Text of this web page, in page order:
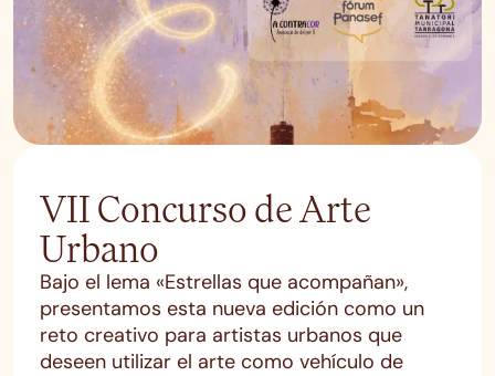
VII Concurso de Arte
Urbano
Bajo el lema «Estrellas que acompañan»,
presentamos esta nueva edición como un
reto creativo para artistas urbanos que
deseen utilizar el arte como vehículo de